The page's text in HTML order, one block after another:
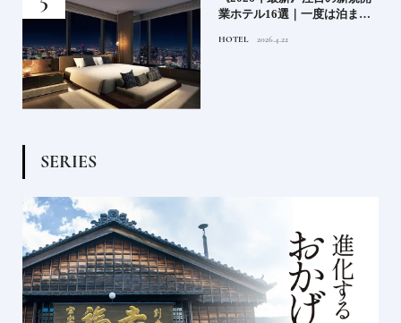
ホテル16選｜一度は泊まり
い都市型のラグジュアリー
テル
ン。絶滅
SERIES